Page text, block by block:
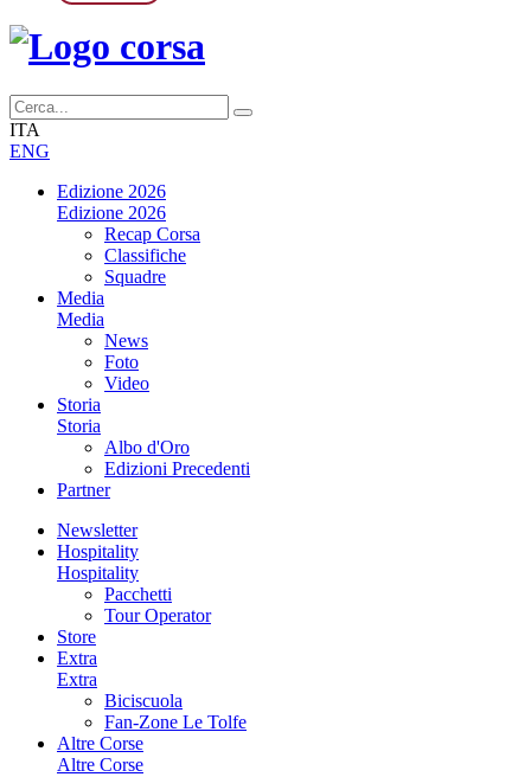
ITA
ENG
Edizione 2026
Edizione 2026
Recap Corsa
Classifiche
Squadre
Media
Media
News
Foto
Video
Storia
Storia
Albo d'Oro
Edizioni Precedenti
Partner
Newsletter
Hospitality
Hospitality
Pacchetti
Tour Operator
Store
Extra
Extra
Biciscuola
Fan-Zone Le Tolfe
Altre Corse
Altre Corse